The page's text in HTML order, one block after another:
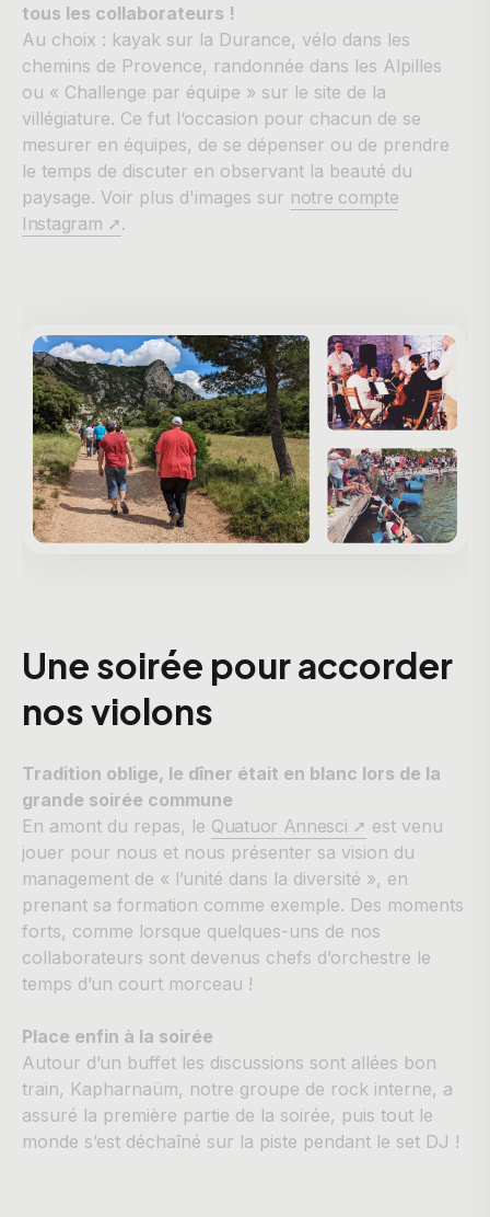
tous les collaborateurs !
Au choix : kayak sur la Durance, vélo dans les
chemins de Provence, randonnée dans les Alpilles
ou « Challenge par équipe » sur le site de la
villégiature. Ce fut l‘occasion pour chacun de se
mesurer en équipes, de se dépenser ou de prendre
le temps de discuter en observant la beauté du
paysage. Voir plus d'images sur notre compte
Instagram ➚.
Une soirée pour accorder
nos violons
Tradition oblige, le dîner était en blanc lors de la
grande soirée commune
En amont du repas, le Quatuor Annesci ➚ est venu
jouer pour nous et nous présenter sa vision du
management de « l’unité dans la diversité », en
prenant sa formation comme exemple. Des moments
forts, comme lorsque quelques-uns de nos
collaborateurs sont devenus chefs d’orchestre le
temps d’un court morceau !
Place enfin à la soirée
Autour d’un buffet les discussions sont allées bon
train, Kapharnaüm, notre groupe de rock interne, a
assuré la première partie de la soirée, puis tout le
monde s’est déchaîné sur la piste pendant le set DJ !